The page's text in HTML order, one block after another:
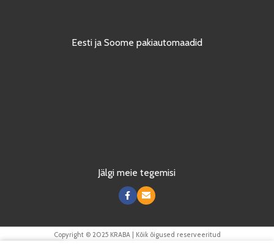
Eesti ja Soome pakiautomaadid
Jälgi meie tegemisi
Copyright © 2025 KRABA | Kõik õigused reserveeritud